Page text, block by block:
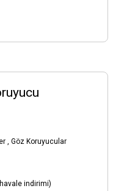
, Göz Koruyucular
indirimi)